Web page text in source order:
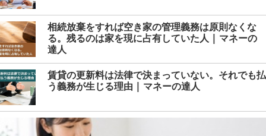
相続放棄をすれば空き家の管理義務は原則なくな
る。残るのは家を現に占有していた人 | マネーの
達人
賃貸の更新料は法律で決まっていない。それでも払
う義務が生じる理由 | マネーの達人